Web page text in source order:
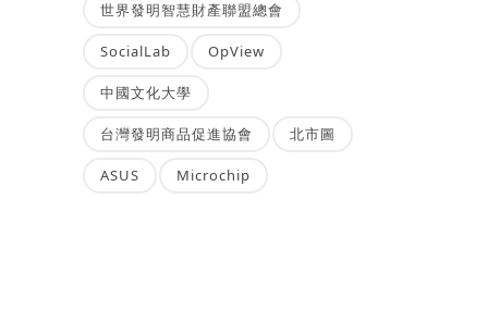
世界發明智慧財產聯盟總會
SocialLab OpView
中國文化大學
台灣發明商品促進協會 北市圖
ASUS Microchip